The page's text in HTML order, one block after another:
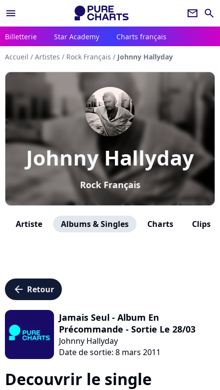
menu newsletter search
Billetterie Star Academy Charts français
Accueil / Artistes / Rock Français / Johnny Hallyday
Johnny Hallyday
Rock Français
Artiste Albums & Singles Charts Clips
arrow_left Retour
Jamais Seul - Album En
Précommande - Sortie Le 28/03
Johnny Hallyday
Date de sortie: 8 mars 2011
Decouvrir le single